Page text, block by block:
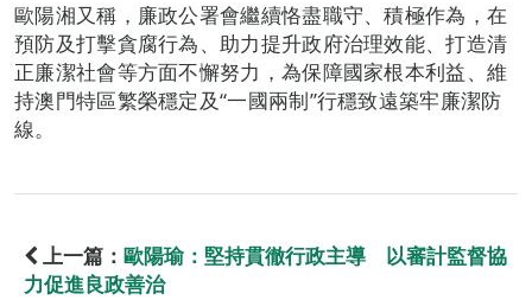
歐陽湘又稱，廉政公署會繼續恪盡職守、積極作為，在
預防及打擊貪腐行為、助力提升政府治理效能、打造清
正廉潔社會等方面不懈努力，為保障國家根本利益、維
持澳門特區繁榮穩定及“一國兩制”行穩致遠築牢廉潔防
線。
上一篇： 歐陽瑜：堅持貫徹行政主導 以審計監督協
力促進良政善治